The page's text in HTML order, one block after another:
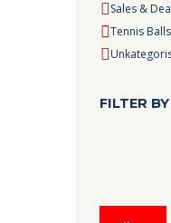
Sales &
Tennis Balls
FILTER